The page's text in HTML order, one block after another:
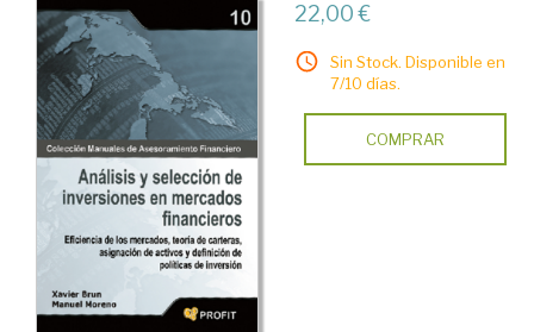
22,00 €
Sin Stock. Disponible en
7/10 días.
COMPRAR